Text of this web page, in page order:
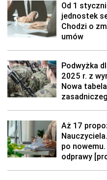
Od 1
jednostek
Chodzi o
umów
Podwyżka
2025 r. z
Nowa
Aż 17
po
odprawy